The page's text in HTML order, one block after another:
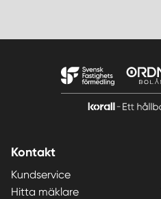
Kontakt
Kundservice
Hitta mäklare